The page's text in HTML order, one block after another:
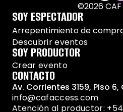
©2026
SOY ESPECTADOR
Arrepentimiento de
Descubrir eventos
SOY PRODUCTOR
Crear evento
CONTACTO
Av. Corrientes 3159, Piso
info@cafaccess.com
Atención al productor: